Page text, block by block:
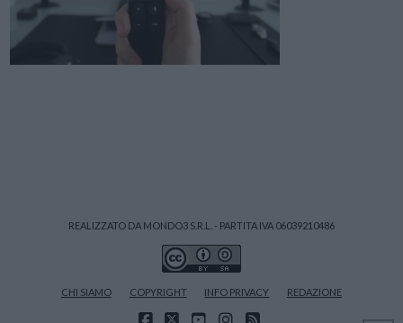
REALIZZATO DA MONDO3 S.R.L. - PARTITA IVA 06039210486
CHI SIAMO COPYRIGHT INFO PRIVACY REDAZIONE